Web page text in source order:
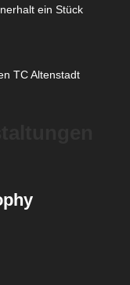
ein Stück
TC Altenstadt